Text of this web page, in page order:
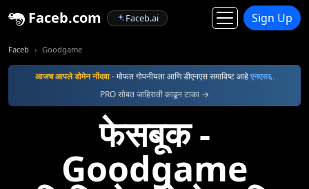
Faceb.com Faceb.ai Sign Up
Faceb Goodgame
आजच आपले डोमेन नोंदवा- मोफत गोपनीयता आणि डीएनएस समाविष्ट आहेएनएस६.
PRO सोबत जाहिराती काढून टाका →
फेसबूक -
Goodgame